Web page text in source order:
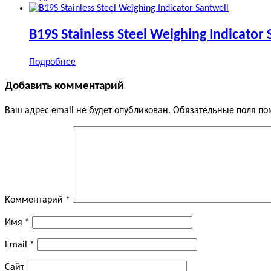
B19S Stainless Steel Weighing Indicator
Подробнее
Добавить комментарий
Ваш адрес email не будет опубликован. Обязательные поля
Комментарий *
Имя *
Email *
Сайт